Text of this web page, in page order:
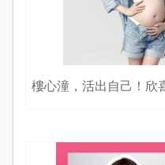
樓心潼，活出自己！欣